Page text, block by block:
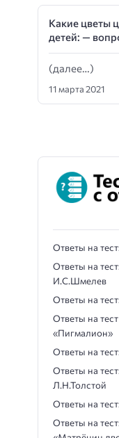
Какие цветы
детей: —
(далее…)
11 марта 2021
Ответы на
Ответы на
И.С.Шмелев
Ответы на
Ответы на
«Пигмалион»
Ответы на
Ответы на
Л.Н.Толстой
Ответы на
Ответы на